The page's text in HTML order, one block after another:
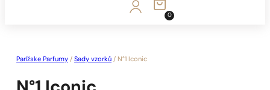
0
Parížske Parfumy /Sady vzorků / N°1 Iconic